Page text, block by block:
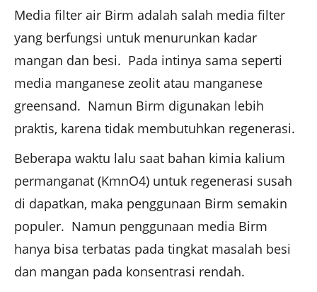
Media filter air Birm adalah salah media filter
yang berfungsi untuk menurunkan kadar
mangan dan besi. Pada intinya sama seperti
media manganese zeolit atau manganese
greensand. Namun Birm digunakan lebih
praktis, karena tidak membutuhkan regenerasi.
Beberapa waktu lalu saat bahan kimia kalium
permanganat (KmnO4) untuk regenerasi susah
di dapatkan, maka penggunaan Birm semakin
populer. Namun penggunaan media Birm
hanya bisa terbatas pada tingkat masalah besi
dan mangan pada konsentrasi rendah.